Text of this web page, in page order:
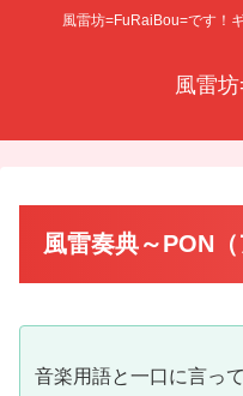
風雷坊=FuRaiBou=です！
風雷
風雷奏典～PON（
音楽用語と一口に言っ